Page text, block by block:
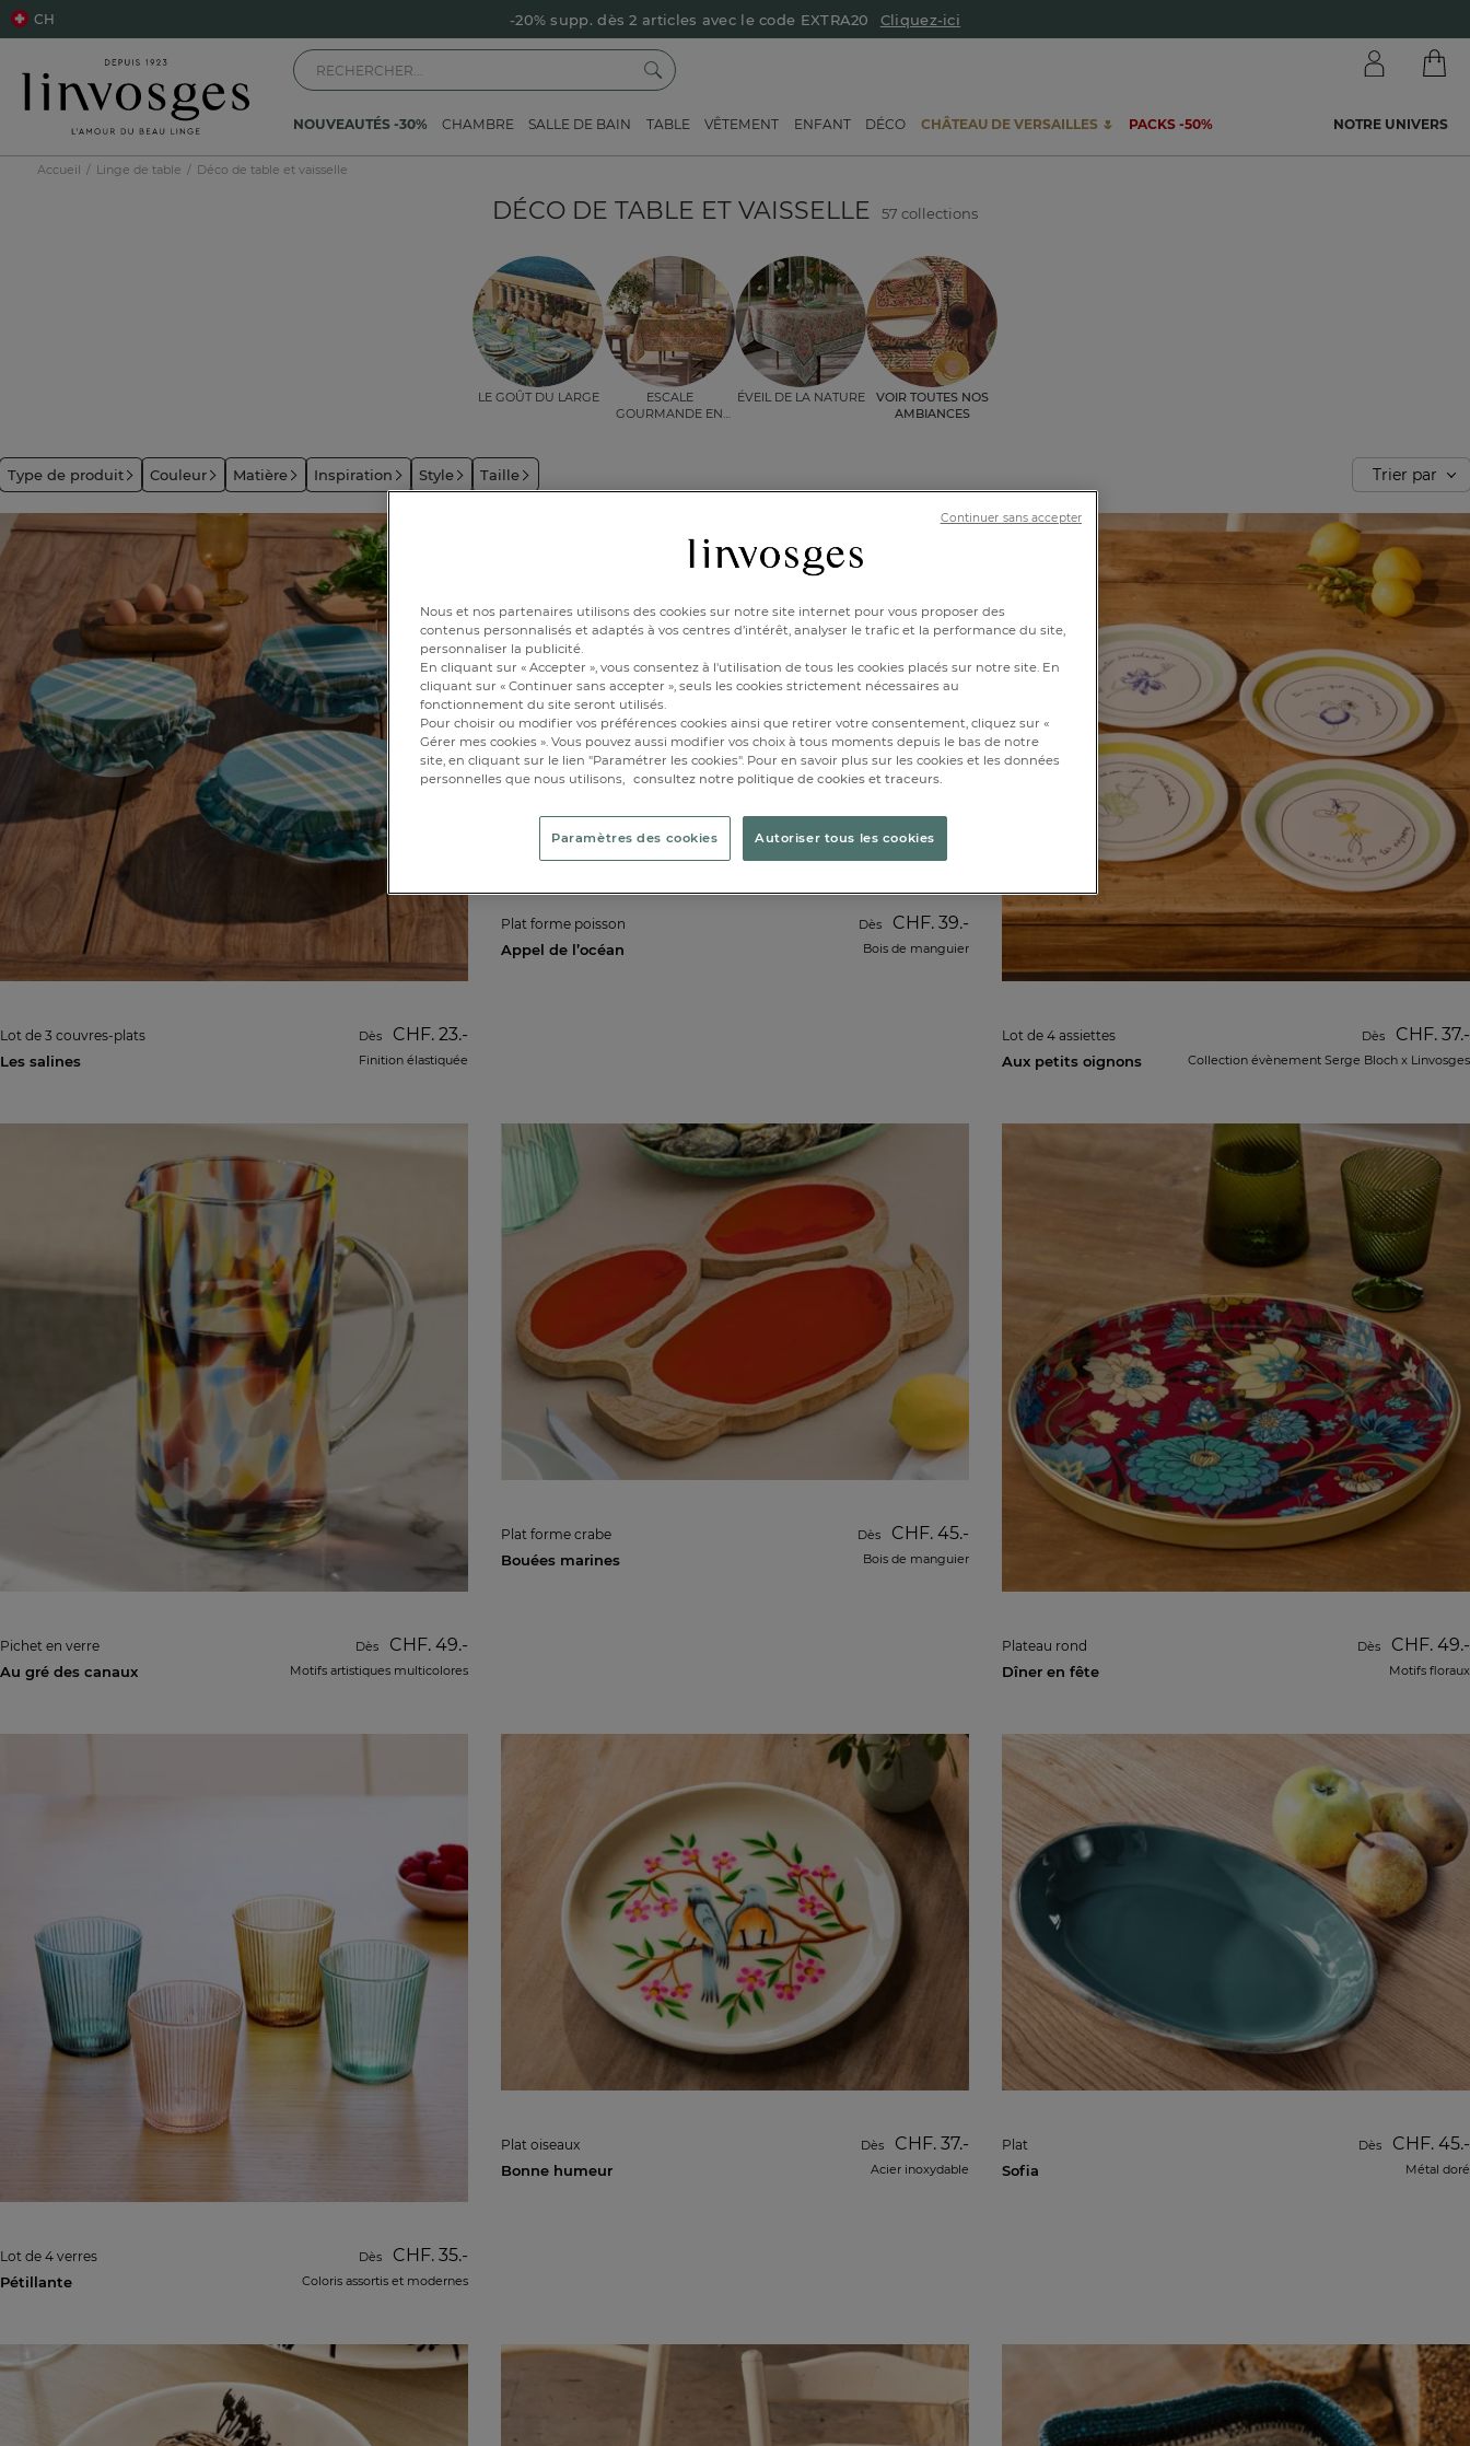
-20% supp. dès 2 articles avec le code EXTRA20 Cliquez-ici
CH
NOUVEAUTÉS -30% CHAMBRE SALLE DE BAIN TABLE VÊTEMENT ENFANT DÉCO CHÂTEAU DE VERSAILLES 🌷 PACKS -50% NOTRE UNIVERS
Accueil Linge de table Déco de table et vaisselle
DÉCO DE TABLE ET VAISSELLE 57 collections
Le goût du large Escale
gourmande en
Éveil de la nature Voir toutes nos
ambiances
Type de produit Couleur Matière Inspiration Style Taille Trier par
Lot de 3 couvres-plats
Les salines
Dès CHF. 23.-
Finition élastiquée
Plat forme poisson
Appel de l’océan
Dès CHF. 39.-
Bois de manguier
Lot de 4 assiettes
Aux petits oignons
Dès CHF. 37.-
Collection évènement Serge Bloch x Linvosges
Pichet en verre
Au gré des canaux
Dès CHF. 49.-
Motifs artistiques multicolores
Plat forme crabe
Bouées marines
Dès CHF. 45.-
Bois de manguier
Plateau rond
Dîner en fête
Dès CHF. 49.-
Motifs floraux
Lot de 4 verres
Pétillante
Dès CHF. 35.-
Coloris assortis et modernes
Plat oiseaux
Bonne humeur
Dès CHF. 37.-
Acier inoxydable
Plat
Sofia
Dès CHF. 45.-
Métal doré
Nous et nos partenaires utilisons des cookies sur notre site internet pour vous proposer des
contenus personnalisés et adaptés à vos centres d’intérêt, analyser le trafic et la performance du site,
personnaliser la publicité.
En cliquant sur « Accepter », vous consentez à l'utilisation de tous les cookies placés sur notre site. En
cliquant sur « Continuer sans accepter », seuls les cookies strictement nécessaires au
fonctionnement du site seront utilisés.
Pour choisir ou modifier vos préférences cookies ainsi que retirer votre consentement, cliquez sur «
Gérer mes cookies ». Vous pouvez aussi modifier vos choix à tous moments depuis le bas de notre
site, en cliquant sur le lien "Paramétrer les cookies". Pour en savoir plus sur les cookies et les données
personnelles que nous utilisons, consultez notre politique de cookies et traceurs.
Paramètres des cookies Autoriser tous les cookies
Continuer sans accepter